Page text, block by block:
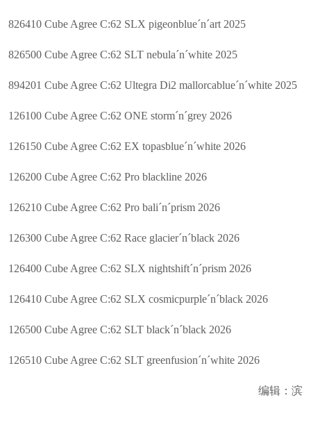
826410 Cube Agree C:62 SLX pigeonblue´n´art 2025
826500 Cube Agree C:62 SLT nebula´n´white 2025
894201 Cube Agree C:62 Ultegra Di2 mallorcablue´n´white 2025
126100 Cube Agree C:62 ONE storm´n´grey 2026
126150 Cube Agree C:62 EX topasblue´n´white 2026
126200 Cube Agree C:62 Pro blackline 2026
126210 Cube Agree C:62 Pro bali´n´prism 2026
126300 Cube Agree C:62 Race glacier´n´black 2026
126400 Cube Agree C:62 SLX nightshift´n´prism 2026
126410 Cube Agree C:62 SLX cosmicpurple´n´black 2026
126500 Cube Agree C:62 SLT black´n´black 2026
126510 Cube Agree C:62 SLT greenfusion´n´white 2026
编辑：滨